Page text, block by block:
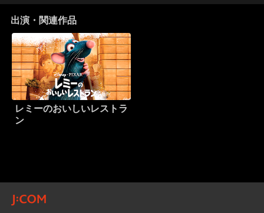
出演・関連作品
レミーのおいしいレストラ
ン